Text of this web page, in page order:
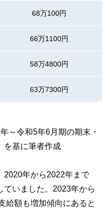
68万100円
66万1100円
58万4800円
63万7300円
～令和5年6月期の期末・
を基に筆者作成
2020年から2022年まで
ていました。2023年から
給額も増加傾向にあると